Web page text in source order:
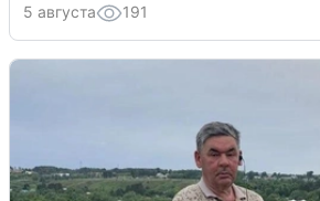
5 августа 191